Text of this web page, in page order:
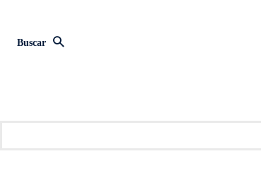
Buscar